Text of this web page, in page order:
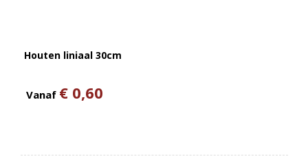
Houten liniaal 30cm
Vanaf € 0,60